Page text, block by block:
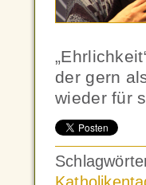
der gern
wieder für